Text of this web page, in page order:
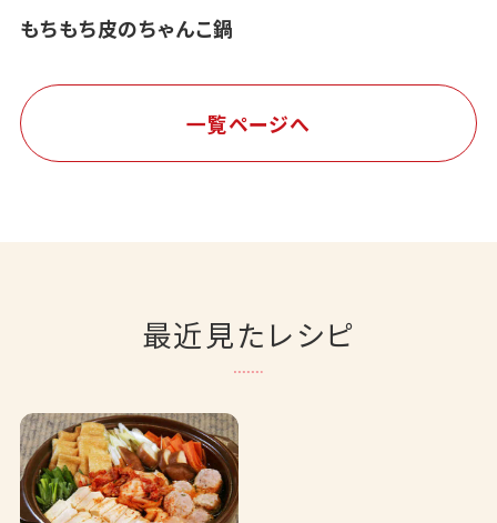
もちもち皮のちゃんこ鍋
一覧ページへ
最近見たレシピ